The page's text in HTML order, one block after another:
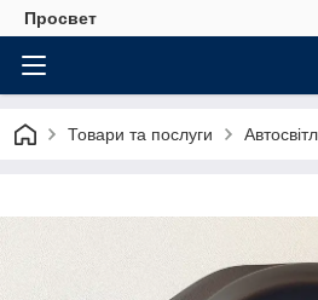
Просвет
Товари та послуги